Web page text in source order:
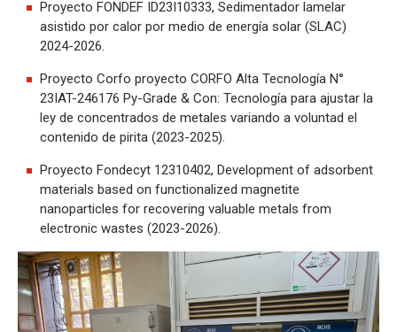
Proyecto FONDEF ID23I10333, Sedimentador lamelar
asistido por calor por medio de energía solar (SLAC)
2024-2026.
Proyecto Corfo proyecto CORFO Alta Tecnología N°
23IAT-246176 Py-Grade & Con: Tecnología para ajustar la
ley de concentrados de metales variando a voluntad el
contenido de pirita (2023-2025).
Proyecto Fondecyt 12310402, Development of adsorbent
materials based on functionalized magnetite
nanoparticles for recovering valuable metals from
electronic wastes (2023-2026).